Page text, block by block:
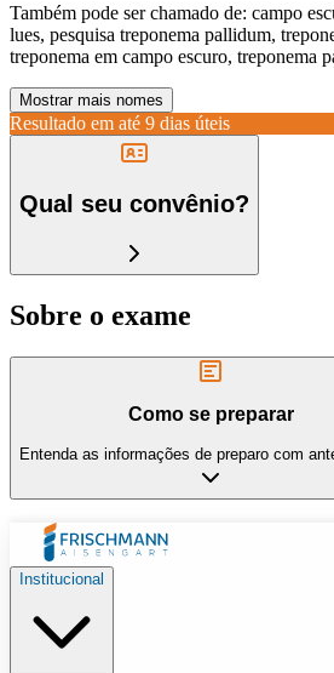
Também pode ser chamado de: campo
lues, pesquisa treponema pallidum,
treponema em campo escuro, treponema
Mostrar mais nomes
Resultado em até 9 dias úteis
Qual seu convênio?
Sobre o exame
Como se preparar
Entenda as informações de preparo com
Institucional